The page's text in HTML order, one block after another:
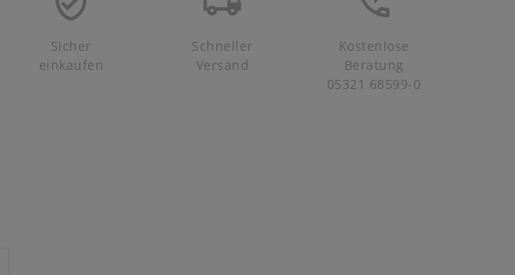
Sicher
einkaufen
Schneller
Versand
Kostenlose
Beratung
05321 68599-0